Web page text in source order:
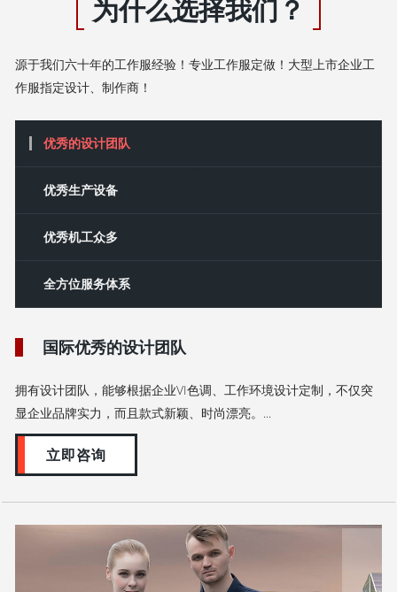
为什么选择我们？
源于我们六十年的工作服经验！专业工作服定做！大型上市企业工
作服指定设计、制作商！
优秀的设计团队
‌优秀‌生产设备
优秀机工众多
全方位服务体系
国际优秀的设计团队
拥有设计团队，能够根据企业VI色调、工作环境设计定制，不仅突
显企业品牌实力，而且款式新颖、时尚漂亮。...
立即咨询